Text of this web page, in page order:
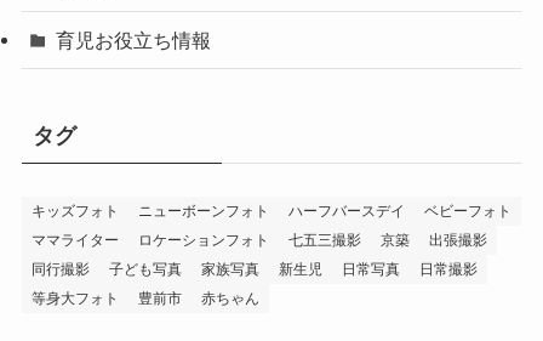
育児お役立ち情報
タグ
キッズフォト ニューボーンフォト ハーフバースデイ
ベビーフォト
ママライター
ロケーションフォト 七五三撮影 京築
出張撮影
同行撮影
子ども写真 家族写真 新生児 日常写真
日常撮影
等身大フォト
豊前市 赤ちゃん